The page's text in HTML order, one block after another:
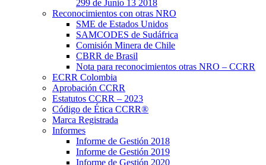
299 de Junio 13 2018
Reconocimientos con otras NRO
SME de Estados Unidos
SAMCODES de Sudáfrica
Comisión Minera de Chile
CBRR de Brasil
Nota para reconocimientos otras NRO – CCRR
ECRR Colombia
Aprobación CCRR
Estatutos CCRR – 2023
Código de Ética CCRR®
Marca Registrada
Informes
Informe de Gestión 2018
Informe de Gestión 2019
Informe de Gestión 2020